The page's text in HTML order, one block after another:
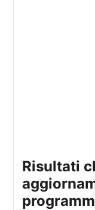
risultati champions league e